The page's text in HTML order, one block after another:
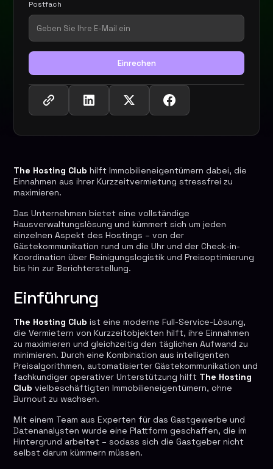
Postfach
The Hosting Club hilft Immobilieneigentümern dabei, die
Einnahmen aus ihrer Kurzzeitvermietung stressfrei zu
maximieren.
Das Unternehmen bietet eine vollständige
Hausverwaltungslösung und kümmert sich um jeden
einzelnen Aspekt des Hostings – von der
Gästekommunikation rund um die Uhr und der Check-in-
Koordination über Reinigungslogistik und Preisoptimierung
bis hin zur Berichterstellung.
Einführung
The Hosting Club ist eine moderne Full-Service-Lösung,
die Vermietern von Kurzzeitobjekten hilft, ihre Einnahmen
zu maximieren und gleichzeitig den täglichen Aufwand zu
minimieren. Durch eine Kombination aus intelligenten
Preisalgorithmen, automatisierter Gästekommunikation und
fachkundiger operativer Unterstützung hilft The Hosting
Club vielbeschäftigten Immobilieneigentümern, ohne
Burnout zu wachsen.
Mit einem Team aus Experten für das Gastgewerbe und
Datenanalysten wurde eine Plattform geschaffen, die im
Hintergrund arbeitet – sodass sich die Gastgeber nicht
selbst darum kümmern müssen.